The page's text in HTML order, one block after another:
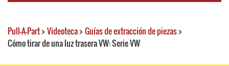
Pull-A-Part> Videoteca> Guías de extracción de piezas>
Cómo tirar de una luz trasera VW: Serie VW